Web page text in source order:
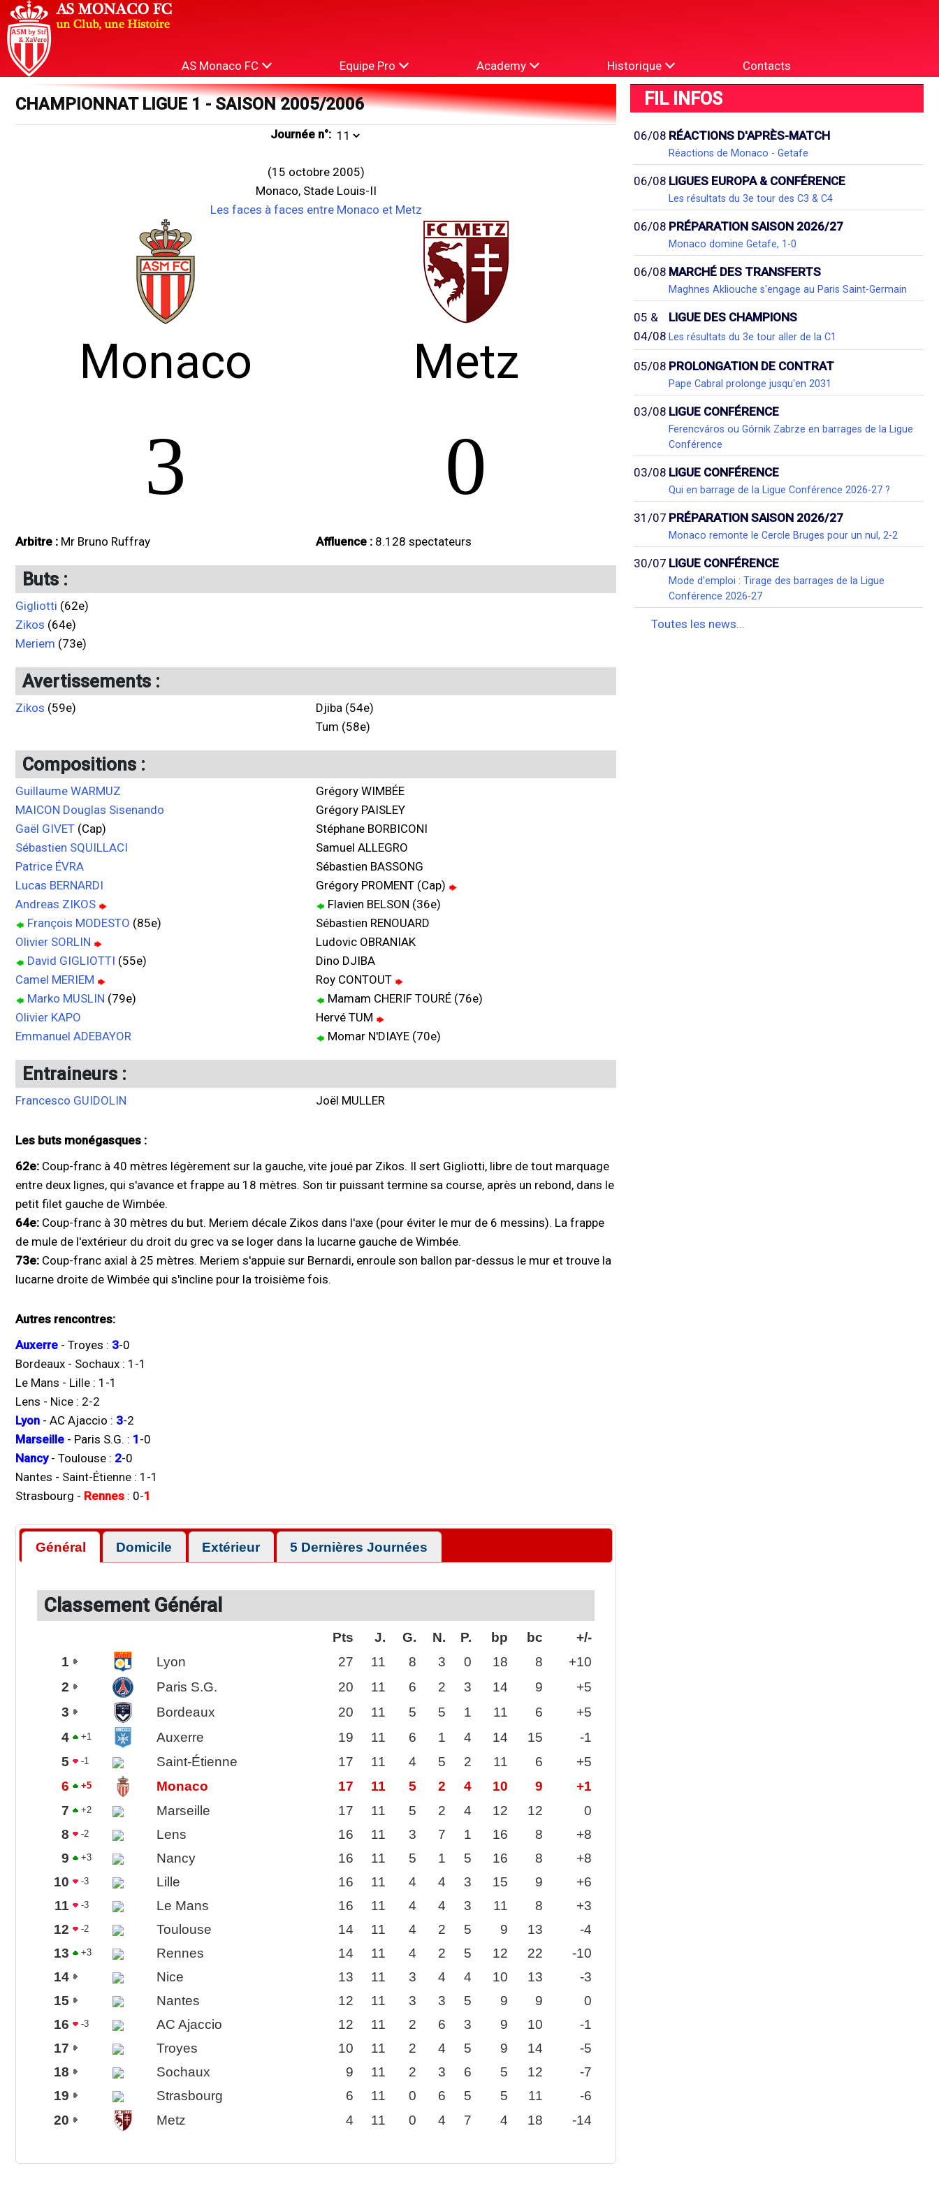
AS Monaco FC Equipe Pro Academy Historique Contacts
CHAMPIONNAT LIGUE 1 - SAISON 2005/2006
Journée n°:
(15 octobre 2005)
Monaco, Stade Louis-II
Les faces à faces entre Monaco et Metz
Monaco Metz
3 0
Arbitre : Mr Bruno Ruffray Affluence : 8.128 spectateurs
Buts :
Gigliotti (62e)
Zikos (64e)
Meriem (73e)
Avertissements :
Zikos (59e)
Djiba (54e)
Tum (58e)
Compositions :
Guillaume WARMUZ
MAICON Douglas Sisenando
Gaël GIVET (Cap)
Sébastien SQUILLACI
Patrice ÉVRA
Lucas BERNARDI
Andreas ZIKOS
François MODESTO (85e)
Olivier SORLIN
David GIGLIOTTI (55e)
Camel MERIEM
Marko MUSLIN (79e)
Olivier KAPO
Emmanuel ADEBAYOR
Grégory WIMBÉE
Grégory PAISLEY
Stéphane BORBICONI
Samuel ALLEGRO
Sébastien BASSONG
Grégory PROMENT (Cap)
Flavien BELSON (36e)
Sébastien RENOUARD
Ludovic OBRANIAK
Dino DJIBA
Roy CONTOUT
Mamam CHERIF TOURÉ (76e)
Hervé TUM
Momar N'DIAYE (70e)
Entraineurs :
Francesco GUIDOLIN Joël MULLER
Les buts monégasques :
62e: Coup-franc à 40 mètres légèrement sur la gauche, vite joué par Zikos. Il sert Gigliotti, libre de tout marquage
entre deux lignes, qui s'avance et frappe au 18 mètres. Son tir puissant termine sa course, après un rebond, dans le
petit filet gauche de Wimbée.
64e: Coup-franc à 30 mètres du but. Meriem décale Zikos dans l'axe (pour éviter le mur de 6 messins). La frappe
de mule de l'extérieur du droit du grec va se loger dans la lucarne gauche de Wimbée.
73e: Coup-franc axial à 25 mètres. Meriem s'appuie sur Bernardi, enroule son ballon par-dessus le mur et trouve la
lucarne droite de Wimbée qui s'incline pour la troisième fois.
Autres rencontres:
Auxerre - Troyes : 3-0
Bordeaux - Sochaux : 1 -1
Le Mans - Lille : 1 -1
Lens - Nice : 2-2
Lyon - AC Ajaccio : 3-2
Marseille - Paris S.G. : 1 -0
Nancy- Toulouse : 2-0
Nantes - Saint-Étienne : 1 -1
Strasbourg - Rennes : 0-1
Général Domicile Extérieur 5 Dernières Journées
Classement Général
Pts J. G. N. P. bp bc
+/-
1
Lyon 27 11 8 3 0 18 8
+10
2
Paris S.G. 20 11 6 2 3 14 9
+5
3
Bordeaux 20 11 5 5 1 11 6
+5
4
+1 Auxerre 19 11 6 1 4 14 15
-1
5
-1 Saint-Étienne 17 11 4 5 2 11 6
+5
6
+5 Monaco 17 11 5 2 4 10 9
+1
7
+2 Marseille 17 11 5 2 4 12 12
0
8
-2 Lens 16 11 3 7 1 16 8
+8
9
+3 Nancy 16 11 5 1 5 16 8
+8
10
-3 Lille 16 11 4 4 3 15 9
+6
11
-3 Le Mans 16 11 4 4 3 11 8
+3
12
-2 Toulouse 14 11 4 2 5 9 13
-4
13
+3 Rennes 14 11 4 2 5 12 22
-10
14
Nice 13 11 3 4 4 10 13
-3
15
Nantes 12 11 3 3 5 9 9
0
16
-3 AC Ajaccio 12 11 2 6 3 9 10
-1
17
Troyes 10 11 2 4 5 9 14
-5
18
Sochaux 9 11 2 3 6 5 12
-7
19
Strasbourg 6 11 0 6 5 5 11
-6
20
Metz 4 11 0 4 7 4 18 -14
FIL INFOS
06/08 RÉACTIONS D'APRÈS-MATCH
Réactions de Monaco - Getafe
06/08 LIGUES EUROPA & CONFÉRENCE
Les résultats du 3e tour des C3 & C4
06/08 PRÉPARATION SAISON 2026/27
Monaco domine Getafe, 1-0
06/08 MARCHÉ DES TRANSFERTS
Maghnes Akliouche s'engage au Paris Saint-Germain
05 &
04/08
LIGUE DES CHAMPIONS
Les résultats du 3e tour aller de la C1
05/08 PROLONGATION DE CONTRAT
Pape Cabral prolonge jusqu'en 2031
03/08 LIGUE CONFÉRENCE
Ferencváros ou Górnik Zabrze en barrages de la Ligue
Conférence
03/08 LIGUE CONFÉRENCE
Qui en barrage de la Ligue Conférence 2026-27 ?
31/07 PRÉPARATION SAISON 2026/27
Monaco remonte le Cercle Bruges pour un nul, 2-2
30/07 LIGUE CONFÉRENCE
Mode d'emploi : Tirage des barrages de la Ligue
Conférence 2026-27
Toutes les news...